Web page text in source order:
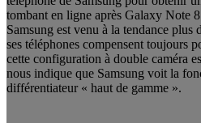
tombant en ligne après Galaxy Note 8
Samsung est venu à la tendance plus
ses téléphones compensent toujours
cette configuration à double caméra
nous indique que Samsung voit la
différentiateur « haut de gamme ».